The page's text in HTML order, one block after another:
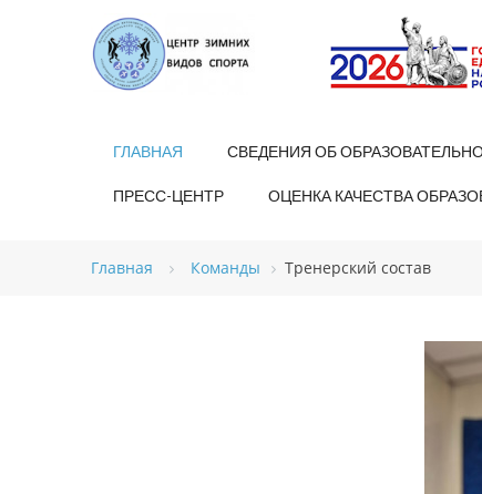
ГЛАВНАЯ СВЕДЕНИЯ ОБ
ПРЕСС-ЦЕНТР ОЦЕНКА КАЧЕСТВА
Главная Команды Тренерский состав